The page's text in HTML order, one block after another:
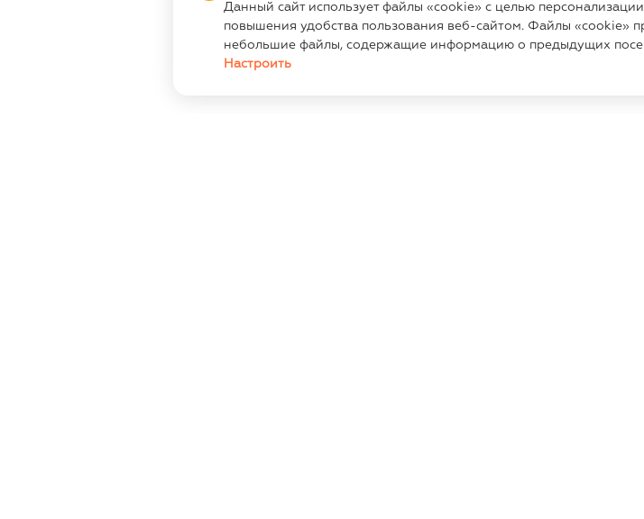
Данный сайт использует файлы «cookie» с целью
повышения удобства пользования веб-сайтом. Файлы «cookie»
небольшие файлы, содержащие информацию о предыдущих
Настроить